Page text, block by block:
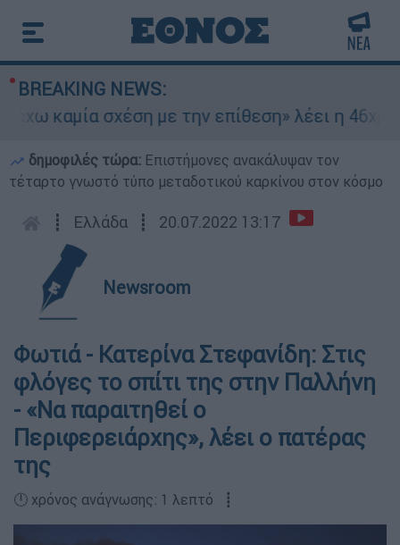
BREAKING NEWS:
καμία σχέση με την επίθεση» λέει η 46χρονη
δημοφιλές τώρα: Επιστήμονες ανακάλυψαν τον
τέταρτο γνωστό τύπο μεταδοτικού καρκίνου στον κόσμο
┋ Ελλάδα ┋ 20.07.2022 13:17
Newsroom
Φωτιά - Κατερίνα Στεφανίδη: Στις
φλόγες το σπίτι της στην Παλλήνη
- «Να παραιτηθεί ο
Περιφερειάρχης», λέει ο πατέρας
της
🕛 χρόνος ανάγνωσης: 1 λεπτό ┋